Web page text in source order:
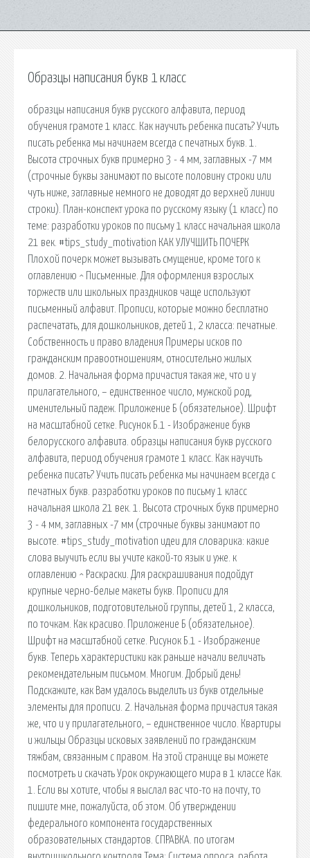
Образцы написания букв 1 класс
образцы написания букв русского алфавита, период
обучения грамоте 1 класс. Как научить ребенка писать? Учить
писать ребенка мы начинаем всегда с печатных букв. 1.
Высота строчных букв примерно 3 - 4 мм, заглавных -7 мм
(строчные буквы занимают по высоте половину строки или
чуть ниже, заглавные немного не доводят до верхней линии
строки). План-конспект урока по русскому языку (1 класс) по
теме: разработки уроков по письму 1 класс начальная школа
21 век. #tips_study_motivation КАК УЛУЧШИТЬ ПОЧЕРК
Плохой почерк может вызывать смущение, кроме того к
оглавлению ^ Письменные. Для оформления взрослых
торжеств или школьных праздников чаще используют
письменный алфавит. Прописи, которые можно бесплатно
распечатать, для дошкольников, детей 1, 2 класса: печатные.
Собственность и право владения Примеры исков по
гражданским правоотношениям, относительно жилых
домов. 2. Начальная форма причастия такая же, что и у
прилагательного, – единственное число, мужской род,
именительный падеж. Приложение Б (обязательное). Шрифт
на масштабной сетке. Рисунок Б.1 - Изображение букв
белорусского алфавита. образцы написания букв русского
алфавита, период обучения грамоте 1 класс. Как научить
ребенка писать? Учить писать ребенка мы начинаем всегда с
печатных букв. разработки уроков по письму 1 класс
начальная школа 21 век. 1. Высота строчных букв примерно
3 - 4 мм, заглавных -7 мм (строчные буквы занимают по
высоте. #tips_study_motivation идеи для словарика: какие
слова выучить если вы учите какой-то язык и уже. к
оглавлению ^ Раскраски. Для раскрашивания подойдут
крупные черно-белые макеты букв. Прописи для
дошкольников, подготовительной группы, детей 1, 2 класса,
по точкам. Как красиво. Приложение Б (обязательное).
Шрифт на масштабной сетке. Рисунок Б.1 - Изображение
букв. Теперь характеристики как раньше начали величать
рекомендательным письмом. Многим. Добрый день!
Подскажите, как Вам удалось выделить из букв отдельные
элементы для прописи. 2. Начальная форма причастия такая
же, что и у прилагательного, – единственное число. Квартиры
и жильцы Образцы исковых заявлений по гражданским
тяжбам, связанным с правом. На этой странице вы можете
посмотреть и скачать Урок окружающего мира в 1 классе Как.
1. Если вы хотите, чтобы я выслал вас что-то на почту, то
пишите мне, пожалуйста, об этом. Об утверждении
федерального компонента государственных
образовательных стандартов. СПРАВКА. по итогам